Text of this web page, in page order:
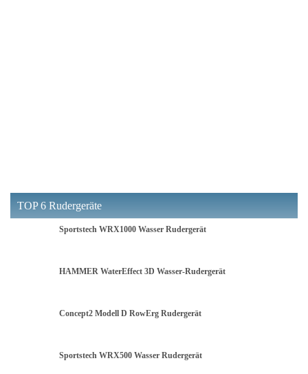
TOP 6 Rudergeräte
Sportstech WRX1000 Wasser Rudergerät
HAMMER WaterEffect 3D Wasser-Rudergerät
Concept2 Modell D RowErg Rudergerät
Sportstech WRX500 Wasser Rudergerät